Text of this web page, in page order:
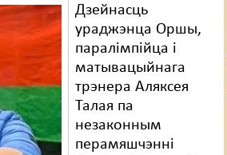
Дзейнасць
ураджэнца Оршы,
паралімпійца і
матывацыйнага
трэнера Аляксея
Талая па
незаконным
перамяшчэнні